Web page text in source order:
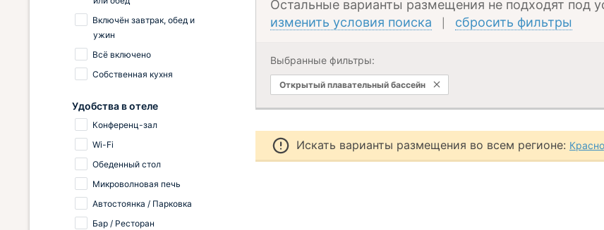
Остальные варианты размещения не подходят под
изменить условия поиска
сбросить фильтры
Выбранные фильтры:
Открытый плавательный бассейн
Искать варианты размещения во всем регионе:
Включён завтрак, обед и
ужин
Всё включено
Собственная кухня
Удобства в отеле
Конференц-зал
Wi-Fi
Обеденный стол
Микроволновая печь
Автостоянка / Парковка
Бар / Ресторан